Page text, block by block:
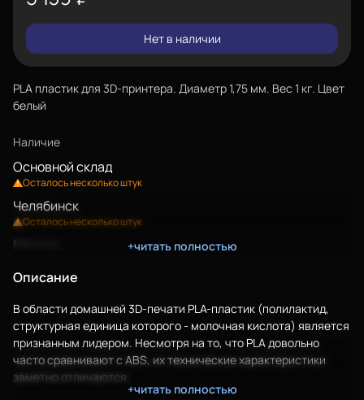
Нет в наличии
PLA пластик для 3D-принтера. Диаметр 1,75 мм. Вес 1 кг. Цвет
белый
Наличие
Основной склад
Осталось несколько штук
Челябинск
Осталось несколько штук
Москва
Хабаровск
Санкт-Петербург
В наличии
Волгоград
В наличии
+читать полностью
Описание
В области домашней 3D-печати PLA-пластик (полилактид,
структурная единица которого - молочная кислота) является
признанным лидером. Несмотря на то, что PLA довольно
часто сравнивают с ABS, их технические характеристики
заметно отличаются.
+читать полностью